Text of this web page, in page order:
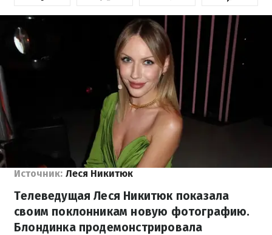
Источник: Леся Никитюк
Телеведущая Леся Никитюк показала
своим поклонникам новую фотографию.
Блондинка продемонстрировала